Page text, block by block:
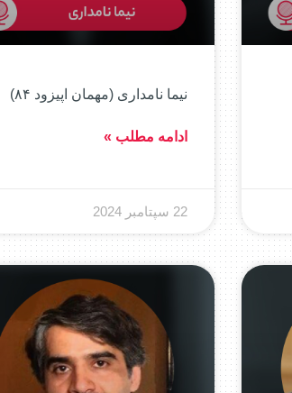
نیما نامداری (مهمان اپیزود ۸۴)
ادامه مطلب »
22 سپتامبر 2024